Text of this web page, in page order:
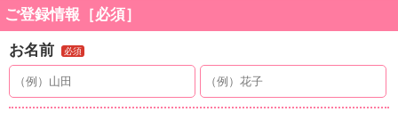
ご登録情報［必須］
お名前 必須